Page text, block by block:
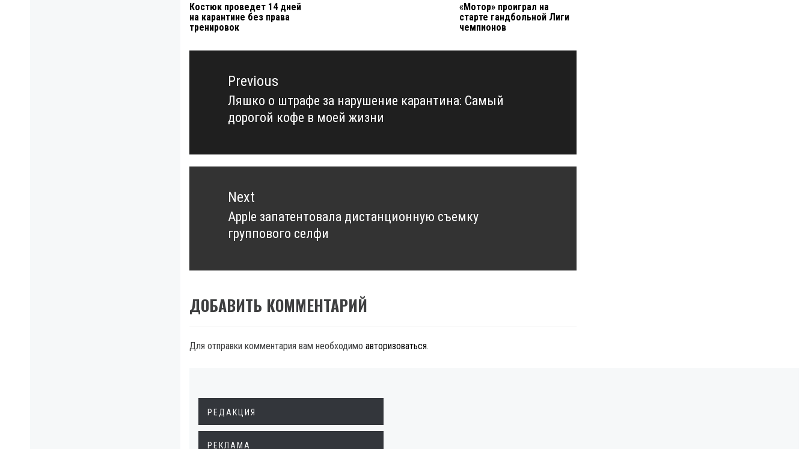
Костюк проведет 14 дней
на карантине без права
тренировок
«Мотор» проиграл на
старте гандбольной Лиги
чемпионов
Навигация
записямPrevious
Previous
post:
Ляшко о штрафе за нарушение карантина: Самый
дорогой кофе в моей жизни
Next
Next
post:
Apple запатентовала дистанционную съемку
группового селфи
ДОБАВИТЬ КОММЕНТАРИЙ
Для отправки комментария вам необходимо авторизоваться.
РЕДАКЦИЯ
РЕКЛАМА